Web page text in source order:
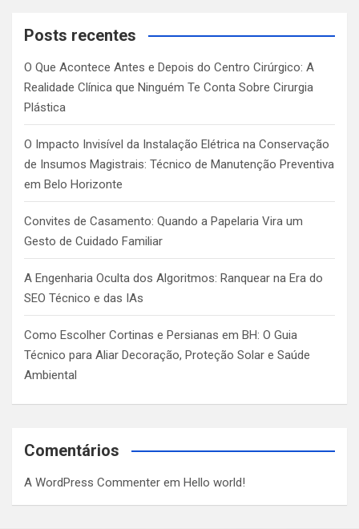
c
Posts recentes
O Que Acontece Antes e Depois do Centro Cirúrgico: A
Realidade Clínica que Ninguém Te Conta Sobre Cirurgia
Plástica
O Impacto Invisível da Instalação Elétrica na Conservação
de Insumos Magistrais: Técnico de Manutenção Preventiva
em Belo Horizonte
Convites de Casamento: Quando a Papelaria Vira um
Gesto de Cuidado Familiar
A Engenharia Oculta dos Algoritmos: Ranquear na Era do
SEO Técnico e das IAs
Como Escolher Cortinas e Persianas em BH: O Guia
Técnico para Aliar Decoração, Proteção Solar e Saúde
Ambiental
Comentários
A WordPress Commenter em Hello world!